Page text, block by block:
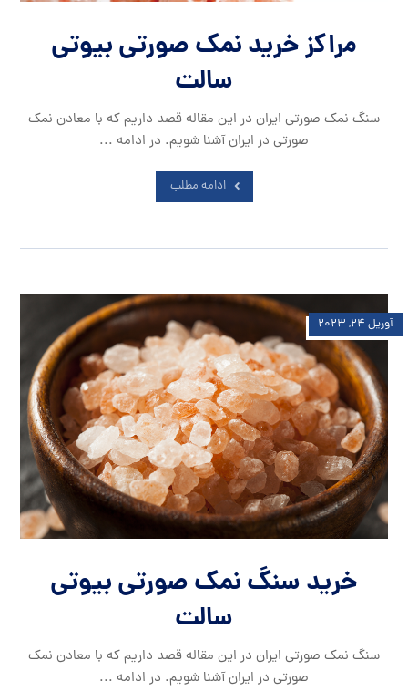
مراکز خرید نمک صورتی بیوتی
سالت
سنگ نمک صورتی ایران در این مقاله قصد داریم که با معادن نمک
صورتی در ایران آشنا شویم. در ادامه ...
ادامه مطلب
خرید سنگ نمک صورتی بیوتی
سالت
آوریل ۲۴, ۲۰۲۳
سنگ نمک صورتی ایران در این مقاله قصد داریم که با معادن نمک
صورتی در ایران آشنا شویم. در ادامه ...